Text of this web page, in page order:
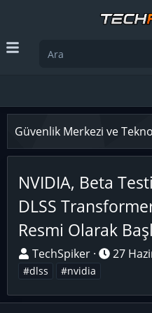
Güvenlik Merkezi ve
NVIDIA, Beta
DLSS
Resmi Olarak
K
o
u
TechSpiker
B
l
27
#dlss #nvidia